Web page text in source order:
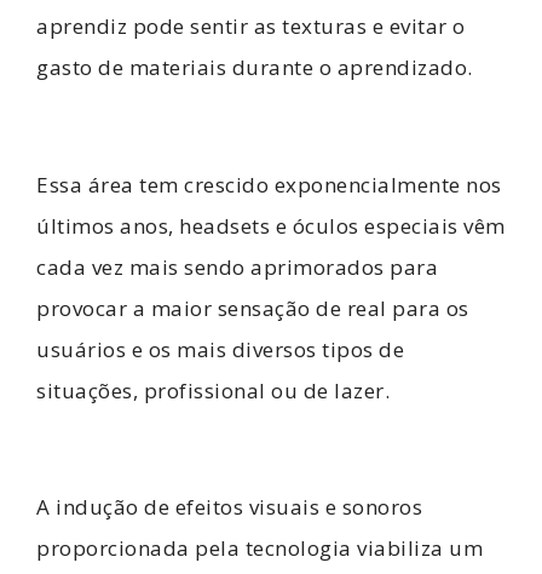
aprendiz pode sentir as texturas e evitar o
gasto de materiais durante o aprendizado.
Essa área tem crescido exponencialmente nos
últimos anos, headsets e óculos especiais vêm
cada vez mais sendo aprimorados para
provocar a maior sensação de real para os
usuários e os mais diversos tipos de
situações, profissional ou de lazer.
A indução de efeitos visuais e sonoros
proporcionada pela tecnologia viabiliza um